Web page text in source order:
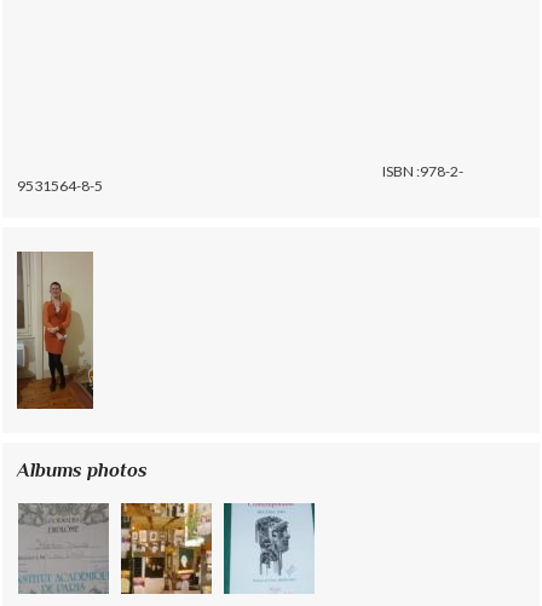
ISBN :978-2-
9531564-8-5
Albums photos